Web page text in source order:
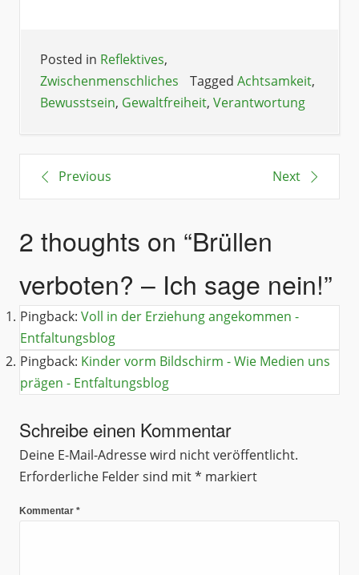
Posted in Reflektives,
Zwischenmenschliches
Tagged Achtsamkeit,
Bewusstsein, Gewaltfreiheit, Verantwortung
Previous Next
2 thoughts on “Brüllen
verboten? – Ich sage nein!”
Pingback: Voll in der Erziehung angekommen -
Entfaltungsblog
Pingback: Kinder vorm Bildschirm - Wie Medien uns
prägen - Entfaltungsblog
Schreibe einen Kommentar
Deine E-Mail-Adresse wird nicht veröffentlicht.
Erforderliche Felder sind mit* markiert
Kommentar *